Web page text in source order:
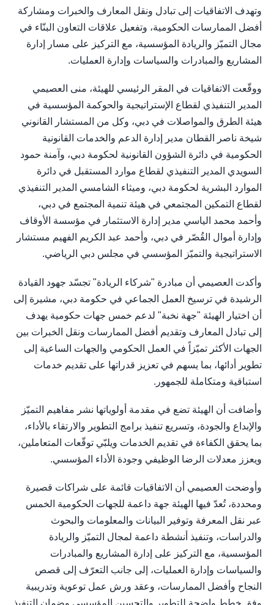
وتهدف الاتفاقيات إلى تبادل ونقل المعارف والخبرات ومشاركة
أفضل الممارسات الحكومية، وتفعيل علاقات التعاون البنّاء في
مجال التميّز والريادة المؤسسية، مع التركيز على مسار إدارة
المشاريع والمبادرات والسياسات وإدارة العمليات.
ووقّعت الاتفاقيات في المقر الرئيسي للهيئة، منى العصيمي
المدير التنفيذي لقطاع الإستراتيجية والحوكمة المؤسسية في
هيئة الطرق والمواصلات في دبي، وكل من المستشار القانوني
شيخة ناصر القطان مدير إدارة الدعم والخدمات القانونية
الحكومية في دائرة الشؤون القانونية لحكومة دبي، وآمنة حمود
السويدي المدير التنفيذي لقطاع موارد المستقبل في دائرة
الموارد البشرية لحكومة دبي، وميثاء الشامسي المدير التنفيذي
لقطاع التمكين المجتمعي في هيئة تنمية المجتمع في دبي،
وأحمد محمد الياسي مدير إدارة الاستثمار في مؤسسة الأوقاف
وإدارة أموال القُصّر في دبي، وأحمد عبد الكريم الفهيم مستشار
الاستراتيجية والتميّز المؤسسي في مجلس دبي الرياضي.
وأكدت العصيمي أن مبادرة "شركاء الريادة" تجسّد جهود القيادة
الرشيدة في ترسيخ العمل الجماعي في حكومة دبي، مشيرة إلى
أن اختيار الهيئة "جهة نخبة" لدعم خمس جهات حكومية يهدف
إلى تبادل المعارف وتقديم أفضل الممارسات ونقل الخبرات بين
الجهات الأكثر تميّزاً في العمل الحكومي والجهات الساعية إلى
تطوير أدائها، بما يسهم في تعزيز قدراتها على تقديم خدمات
استباقية ومتكاملة للجمهور.
وأضافت أن الهيئة تضع في مقدمة أولوياتها نشر مفاهيم التميّز
والإبداع والجودة، وتسريع تنفيذ برامج التطوير والارتقاء بالأداء،
بما يحقق الكفاءة في تقديم الخدمات ويلبّي توقّعات المتعاملين،
ويعزز معدلات الرضا الوظيفي وجودة الأداء المؤسسي.
وأوضحت العصيمي أن الاتفاقيات قائمة على شراكات قصيرة
ومحددة، تُعدّ فيها الهيئة جهة داعمة للجهات الحكومية الخمس
عبر نقل المعرفة وتوفير البيانات والمعلومات والبحوث
والدراسات، وتنفيذ أنشطة داعمة لمجال التميّز والريادة
المؤسسية، مع التركيز على إدارة المشاريع والمبادرات
والسياسات وإدارة العمليات، إلى جانب التعرّف إلى قصص
النجاح وأفضل الممارسات، وعقد ورش عمل توعوية وتدريبية
وفق خطط واضحة للتطوير والتحسين المؤسسي وضمان التنفيذ